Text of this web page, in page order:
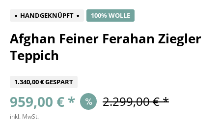
HANDGEKNÜPFT 100% WOLLE
Afghan Feiner Ferahan Ziegler
Teppich
1.340,00 € GESPART
959,00 € * 2.299,00 € *
inkl. MwSt.